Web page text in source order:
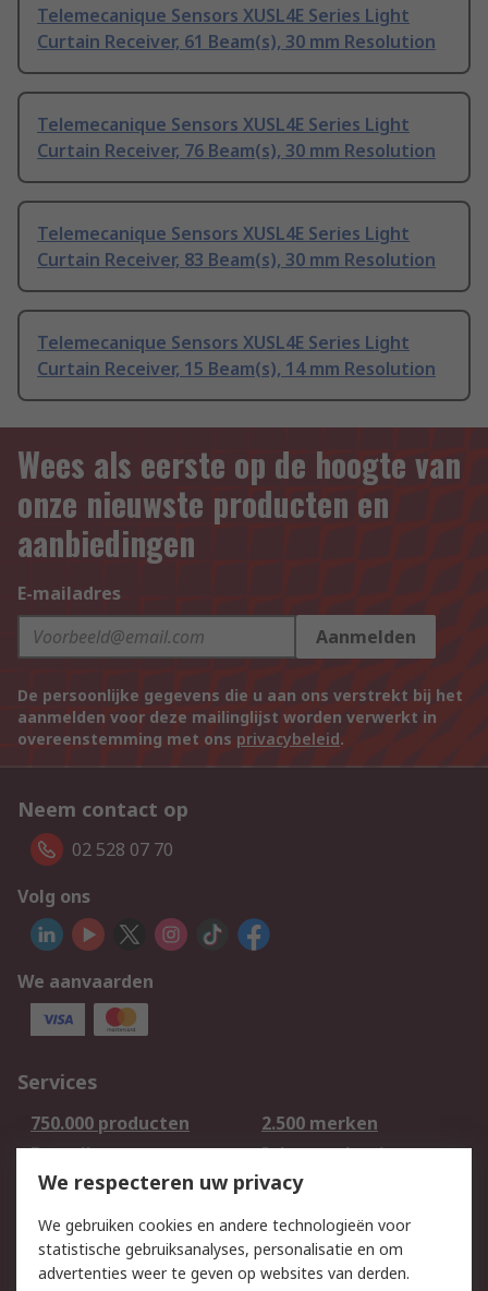
Telemecanique Sensors XUSL4E Series Light
Curtain Receiver, 61 Beam(s), 30 mm Resolution
Telemecanique Sensors XUSL4E Series Light
Curtain Receiver, 76 Beam(s), 30 mm Resolution
Telemecanique Sensors XUSL4E Series Light
Curtain Receiver, 83 Beam(s), 30 mm Resolution
Telemecanique Sensors XUSL4E Series Light
Curtain Receiver, 15 Beam(s), 14 mm Resolution
Wees als eerste op de hoogte van
onze nieuwste producten en
aanbiedingen
E-mailadres
Aanmelden
De persoonlijke gegevens die u aan ons verstrekt bij het
aanmelden voor deze mailinglijst worden verwerkt in
overeenstemming met ons privacybeleid.
Neem contact op
02 528 07 70
Volg ons
We aanvaarden
Services
750.000 producten
2.500 merken
Bestellen
Inkoopoplossingen
Retouren
Technisch advies
Track & Trace
Wettelijk
We respecteren uw privacy
We gebruiken cookies en andere technologieën voor
statistische gebruiksanalyses, personalisatie en om
advertenties weer te geven op websites van derden.